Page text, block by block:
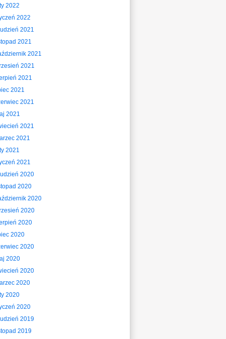
2022
2022
2021
2021
2021
2021
2021
2021
2021
2021
2021
2021
2021
2021
2020
2020
2020
2020
2020
2020
2020
2020
2020
2020
2020
2020
2019
2019